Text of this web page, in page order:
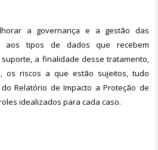
a governança e a gestão das
aos tipos de dados que recebem
a finalidade desse tratamento,
os riscos a que estão sujeitos, tudo
Relatório de Impacto a Proteção de
idealizados para cada caso.